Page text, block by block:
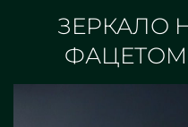
ЗЕРКАЛО
ФАЦЕТОМ